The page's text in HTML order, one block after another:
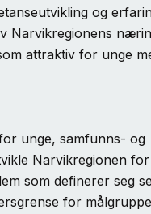
og
Narvikregionens
attraktiv for unge
unge, samfunns- og
Narvikregionen
som definerer seg
for